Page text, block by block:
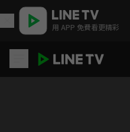
用 APP 免費看更精彩